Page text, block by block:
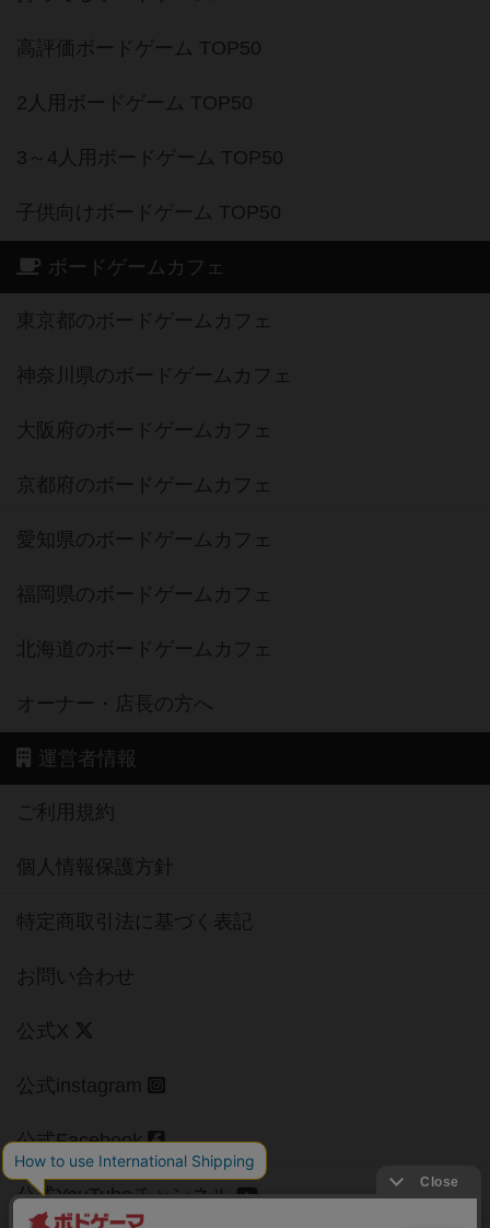
高評価ボードゲーム TOP50
2人用ボードゲーム TOP50
3～4人用ボードゲーム TOP50
子供向けボードゲーム TOP50
ボードゲームカフェ
東京都のボードゲームカフェ
神奈川県のボードゲームカフェ
大阪府のボードゲームカフェ
京都府のボードゲームカフェ
愛知県のボードゲームカフェ
福岡県のボードゲームカフェ
北海道のボードゲームカフェ
オーナー・店長の方へ
運営者情報
ご利用規約
個人情報保護方針
特定商取引法に基づく表記
お問い合わせ
公式X
公式instagram
公式Facebook
公式YouTubeチャンネル